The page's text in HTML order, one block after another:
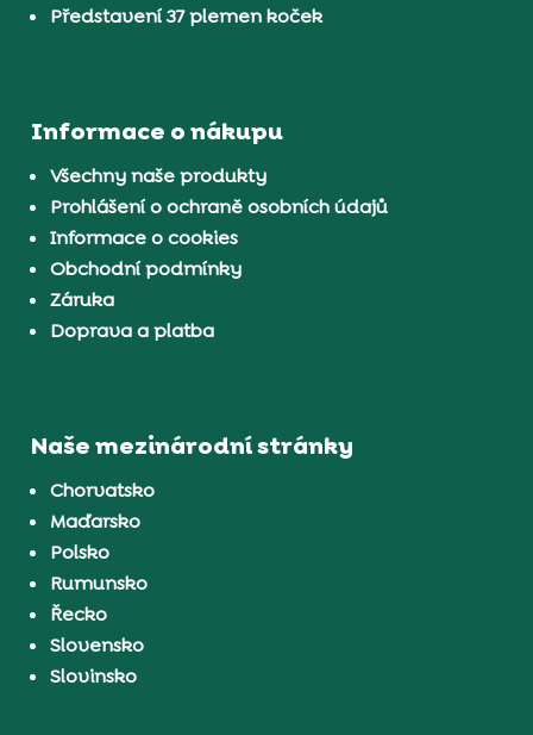
Představení 37 plemen koček
Informace o nákupu
Všechny naše produkty
Prohlášení o ochraně osobních údajů
Informace o cookies
Obchodní podmínky
Záruka
Doprava a platba
Naše mezinárodní stránky
Chorvatsko
Maďarsko
Polsko
Rumunsko
Řecko
Slovensko
Slovinsko